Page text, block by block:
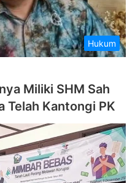
Hukum
Miliki SHM Sah
Telah Kantongi PK